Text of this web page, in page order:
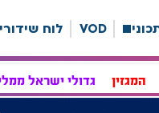
VOD לוח
המגזין גדולי ישראל